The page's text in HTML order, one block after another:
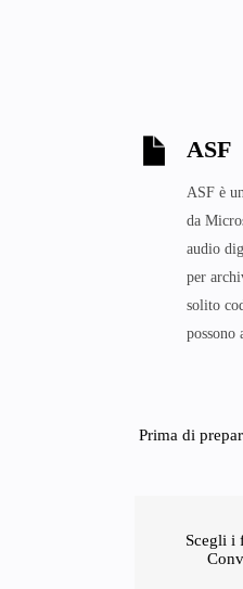
ASF
ASF è
da
audio
per
solito
possono
Prima di
Scegli i